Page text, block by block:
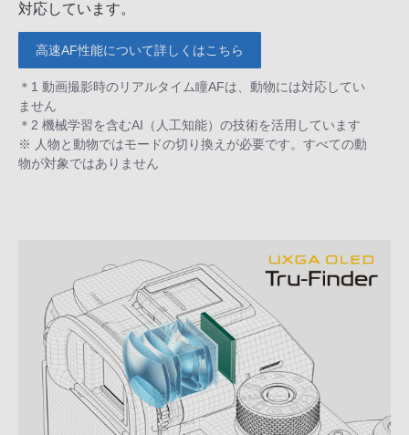
対応しています。
高速AF性能について詳しくはこちら
＊1 動画撮影時のリアルタイム瞳AFは、動物には対応してい
ません
＊2 機械学習を含むAI（人工知能）の技術を活用しています
※ 人物と動物ではモードの切り換えが必要です。すべての動
物が対象ではありません